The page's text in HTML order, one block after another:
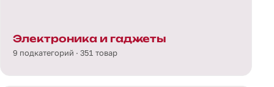
Электроника и гаджеты
9 подкатегорий · 351 товар